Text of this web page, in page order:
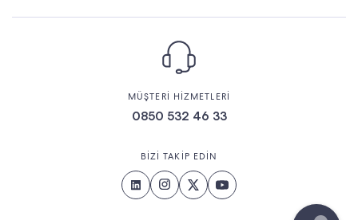
MÜŞTERİ HİZMETLERİ
0850 532 46 33
BİZİ TAKİP EDİN